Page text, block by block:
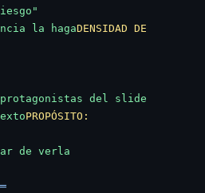
la hagaDENSIDAD DE
del slide
PROPÓSITO:
de verla